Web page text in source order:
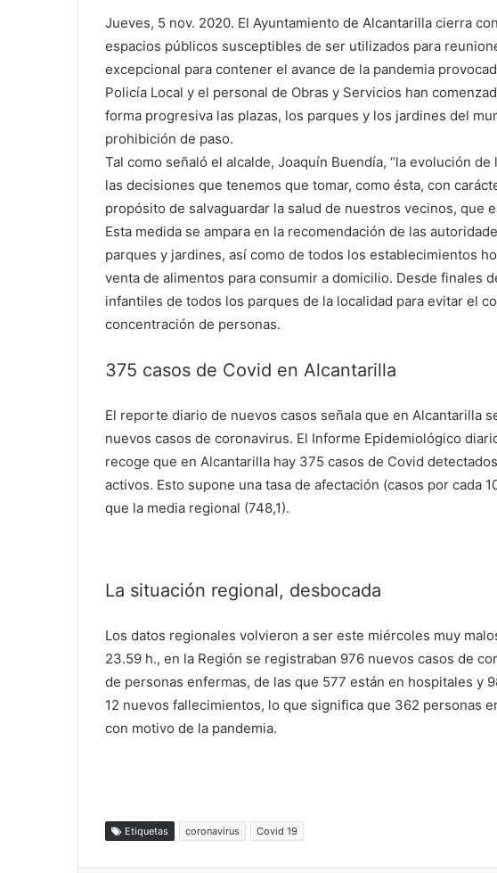
Jueves, 5 nov. 2020. El Ayuntamiento de Alcantarilla cierra
espacios públicos susceptibles de ser utilizados para
excepcional para contener el avance de la pandemia
Policía Local y el personal de Obras y Servicios han
forma progresiva las plazas, los parques y los jardines del
prohibición de paso.
Tal como señaló el alcalde, Joaquín Buendía, “la evolución
las decisiones que tenemos que tomar, como ésta, con
propósito de salvaguardar la salud de nuestros vecinos, que
Esta medida se ampara en la recomendación de las
parques y jardines, así como de todos los establecimientos
venta de alimentos para consumir a domicilio. Desde finales
infantiles de todos los parques de la localidad para evitar el
concentración de personas.
375 casos de Covid en Alcantarilla
El reporte diario de nuevos casos señala que en Alcantarilla
nuevos casos de coronavirus. El Informe Epidemiológico
recoge que en Alcantarilla hay 375 casos de Covid
activos. Esto supone una tasa de afectación (casos por cada
que la media regional (748,1).
La situación regional, desbocada
Los datos regionales volvieron a ser este miércoles muy
23.59 h., en la Región se registraban 976 nuevos casos de
de personas enfermas, de las que 577 están en hospitales y
12 nuevos fallecimientos, lo que significa que 362 personas
con motivo de la pandemia.
Etiquetas coronavirus Covid 19